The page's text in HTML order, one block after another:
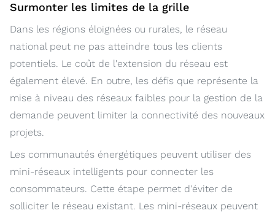
Surmonter les limites de la grille
Dans les régions éloignées ou rurales, le réseau
national peut ne pas atteindre tous les clients
potentiels. Le coût de l'extension du réseau est
également élevé. En outre, les défis que représente la
mise à niveau des réseaux faibles pour la gestion de la
demande peuvent limiter la connectivité des nouveaux
projets.
Les communautés énergétiques peuvent utiliser des
mini-réseaux intelligents pour connecter les
consommateurs. Cette étape permet d'éviter de
solliciter le réseau existant. Les mini-réseaux peuvent